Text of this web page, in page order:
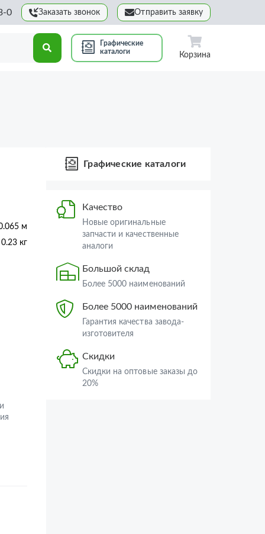
0 Заказать звонок Отправить заявку
Графические
каталоги
Корзина
м
0.23 кг
Графические каталоги
Качество
Новые оригинальные
запчасти и качественные
аналоги
Большой склад
Более 5000 наименований
Более 5000 наименований
Гарантия качества завода-
изготовителя
Скидки
Скидки на оптовые заказы до
20%